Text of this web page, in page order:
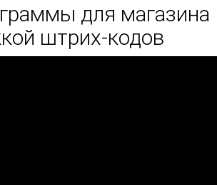
для магазина
штрих-кодов